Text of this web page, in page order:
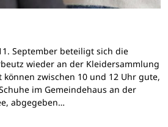
September beteiligt sich die
wieder an der Kleidersammlung
zwischen 10 und 12 Uhr gute,
im Gemeindehaus an der
abgegeben…